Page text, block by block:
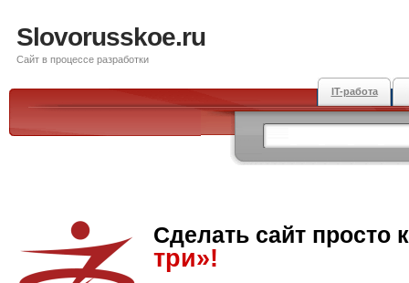
Slovorusskoe.ru
Сайт в процессе разработки
IT-работа
Сделать сайт просто
три»!